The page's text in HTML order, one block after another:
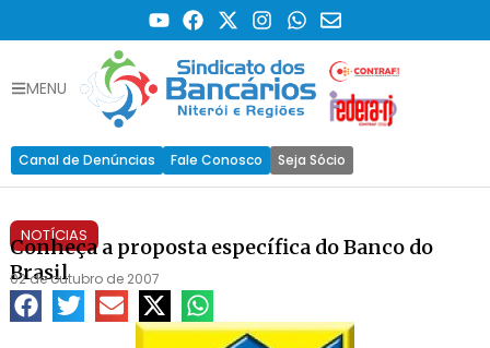
MENU
Canal de Denúncias Fale Conosco Seja Sócio
NOTÍCIAS
Conheça a proposta específica do Banco do
Brasil
02 de outubro de 2007